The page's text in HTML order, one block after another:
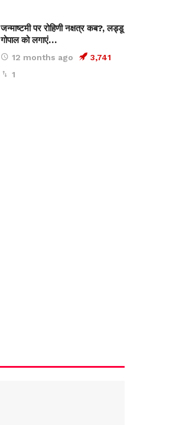
जन्माष्टमी पर रोहिणी नक्षत्र कब?, लड्डू
गोपाल को लगाएं…
12 months ago
3,741
1